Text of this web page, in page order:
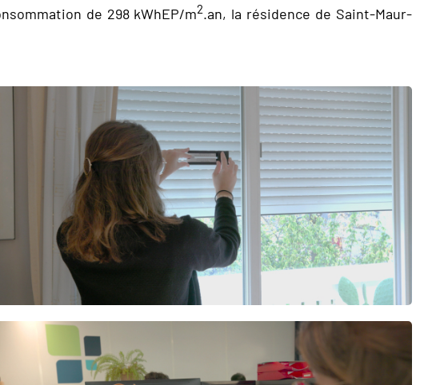
de 298 kWhEP/m2.an, la résidence de Saint-Maur-